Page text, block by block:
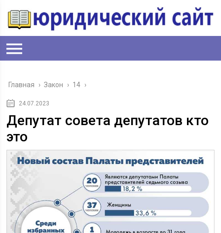
Главная › Закон › 14 ›
24.07.2023
Депутат совета депутатов кто
это